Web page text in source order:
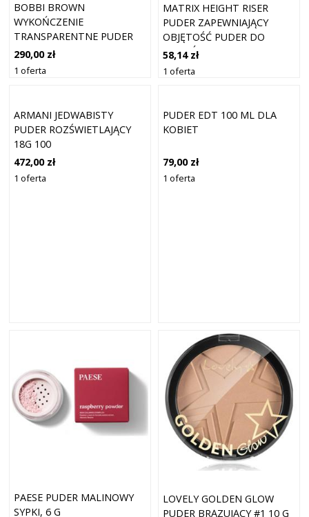
BOBBI BROWN
WYKOŃCZENIE
TRANSPARENTNE PUDER
PRASOWANY - PUDER
KOMPAKTOWY 11 G MIĘKKI
290,00 zł
1 oferta
MATRIX HEIGHT RISER
PUDER ZAPEWNIAJĄCY
OBJĘTOŚĆ PUDER DO
WŁOSÓW 7 G
58,14 zł
1 oferta
ARMANI JEDWABISTY
PUDER ROZŚWIETLAJĄCY
18G 100
472,00 zł
1 oferta
PUDER EDT 100 ML DLA
KOBIET
79,00 zł
1 oferta
PAESE PUDER MALINOWY
SYPKI, 6 G
LOVELY GOLDEN GLOW
PUDER BRĄZUJĄCY #1 10 G